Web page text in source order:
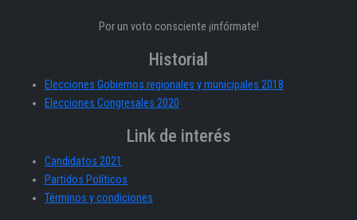
Por un voto consciente ¡infórmate!
Historial
Elecciones Gobiernos regionales y municipales 2018
Elecciones Congresales 2020
Link de interés
Candidatos 2021
Partidos Políticos
Términos y condiciones